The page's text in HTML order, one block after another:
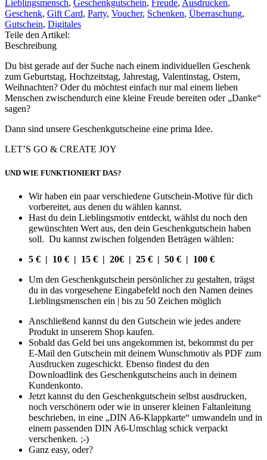
Lieblingsmensch, Geschenkgutschein, Freude, Ausdrucken,
Geschenk, Gift Card, Party, Voucher, Schenken, Überraschung,
Gutschein, Digitales
Teile den Artikel:
Beschreibung
Du bist gerade auf der Suche nach einem individuellen Geschenk
zum Geburtstag, Hochzeitstag, Jahrestag, Valentinstag, Ostern,
Weihnachten? Oder du möchtest einfach nur mal einem lieben
Menschen zwischendurch eine kleine Freude bereiten oder „Danke“
sagen?
Dann sind unsere Geschenkgutscheine eine prima Idee.
LET’S GO & CREATE JOY
UND WIE FUNKTIONIERT DAS?
Wir haben ein paar verschiedene Gutschein-Motive für dich
vorbereitet, aus denen du wählen kannst.
Hast du dein Lieblingsmotiv entdeckt, wählst du noch den
gewünschten Wert aus, den dein Geschenkgutschein haben
soll. Du kannst zwischen folgenden Beträgen wählen:
5 € | 10 € | 15 € | 20€ | 25 € | 50 € | 100 €
Um den Geschenkgutschein persönlicher zu gestalten, trägst
du in das vorgesehene Eingabefeld noch den Namen deines
Lieblingsmenschen ein | bis zu 50 Zeichen möglich
Anschließend kannst du den Gutschein wie jedes andere
Produkt in unserem Shop kaufen.
Sobald das Geld bei uns angekommen ist, bekommst du per
E-Mail den Gutschein mit deinem Wunschmotiv als PDF zum
Ausdrucken zugeschickt. Ebenso findest du den
Downloadlink des Geschenkgutscheins auch in deinem
Kundenkonto.
Jetzt kannst du den Geschenkgutschein selbst ausdrucken,
noch verschönern oder wie in unserer kleinen Faltanleitung
beschrieben, in eine „DIN A6-Klappkarte“ umwandeln und in
einem passenden DIN A6-Umschlag schick verpackt
verschenken. ;-)
Ganz easy, oder?